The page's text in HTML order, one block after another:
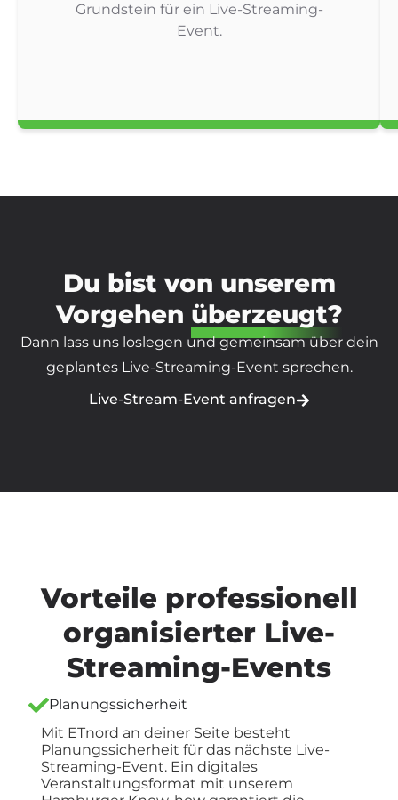
Grundstein für ein Live-Streaming-
Event.
Du bist von unserem
Vorgehen überzeugt?
Dann lass uns loslegen und gemeinsam über dein
geplantes Live-Streaming-Event sprechen.
Live-Stream-Event anfragen
Vorteile professionell
organisierter Live-
Streaming-Events
Planungssicherheit
Mit ETnord an deiner Seite besteht
Planungssicherheit für das nächste Live-
Streaming-Event. Ein digitales
Veranstaltungsformat mit unserem